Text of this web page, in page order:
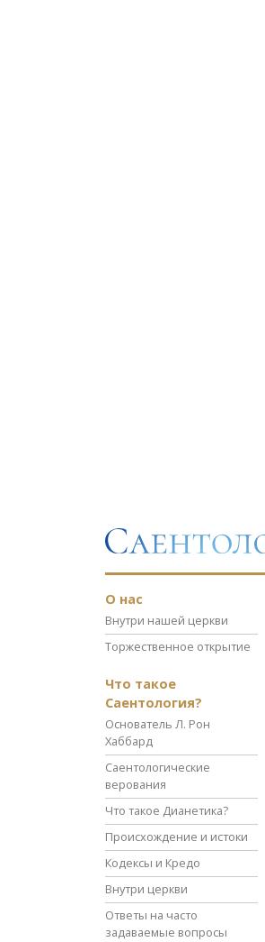
О нас
Внутри нашей церкви
Торжественное открытие
Что такое
Саентология?
Основатель Л. Рон
Хаббард
Саентологические
верования
Что такое Дианетика?
Происхождение и истоки
Кодексы и Кредо
Внутри церкви
Ответы на часто
задаваемые вопросы